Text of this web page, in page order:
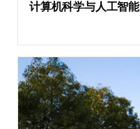
计算机科学与人工智能